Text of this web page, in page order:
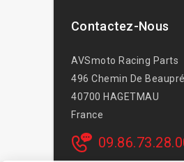
Contactez-Nous
AVSmoto Racing Parts
496 Chemin De Beaupré
40700 HAGETMAU
France